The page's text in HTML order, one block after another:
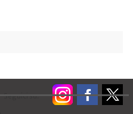
Seguici su: